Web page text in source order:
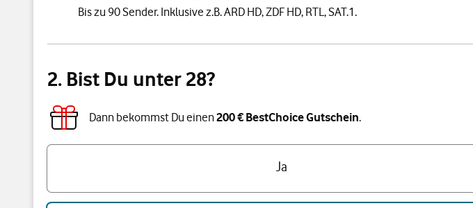
Bis zu 90 Sender. Inklusive z.B. ARD HD, ZDF HD, RTL, SAT.1.
2. Bist Du unter 28?
Dann bekommst Du einen200 € BestChoice Gutschein.
Ja